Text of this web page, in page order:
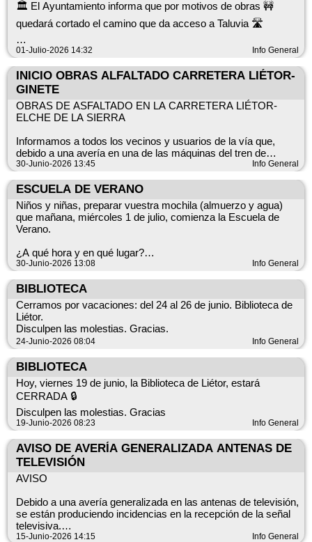
🏛️ El Ayuntamiento informa que por motivos de obras 🚧
quedará cortado el camino que da acceso a Taluvia 🛣️
📅 Fecha: 2 de junio 2026 ⏰ Duración: De 7h a 9h
🙏 Se ruega disculpen las molestias ocasionadas.
01-Julio-2026 14:32 Info General
INICIO OBRAS ALFALTADO CARRETERA LIÉTOR-
GINETE
OBRAS DE ASFALTADO EN LA CARRETERA LIÉTOR-
ELCHE DE LA SIERRA
Informamos a todos los vecinos y usuarios de la vía que,
debido a una avería en una de las máquinas del tren de
asfaltado, se ha modificado la fecha prevista de inicio de las
Nuevo inicio de los trabajos: miércoles 1 de julio
La carretera permanecerá totalmente cortada al tráfico de
miércoles a viernes, en horario de 08:00 a 18:00 horas.
Los fines de semana la circulación estará abierta.
Los trabajos comenzarán en el tramo comprendido desde el
río hasta Liétor y continuarán posteriormente en dirección a El
Ginete.
Duración prevista: 3 semanas, trabajando de lunes a viernes.
ocasionar y agradecemos vuestra comprensión y
colaboración mientras se llevan a cabo estas mejoras.
30-Junio-2026 13:45 Info General
ESCUELA DE VERANO
Niños y niñas, preparar vuestra mochila (almuerzo y agua)
que mañana, miércoles 1 de julio, comienza la Escuela de
Verano.
¿A qué hora y en qué lugar?
10:00h en la Ludoteca (antiguo consultorio médico) en frente
Os esperamos con ganas de pasarlo bien
30-Junio-2026 13:08 Info General
BIBLIOTECA
Cerramos por vacaciones: del 24 al 26 de junio. Biblioteca de
Liétor.
Disculpen las molestias. Gracias.
24-Junio-2026 08:04 Info General
BIBLIOTECA
Hoy, viernes 19 de junio, la Biblioteca de Liétor, estará
CERRADA 🔒
Disculpen las molestias. Gracias
19-Junio-2026 08:23 Info General
AVISO DE AVERÍA GENERALIZADA ANTENAS DE
TELEVISIÓN
AVISO
Debido a una avería generalizada en las antenas de televisión,
se están produciendo incidencias en la recepción de la señal
televisiva.
15-Junio-2026 14:15 Info General